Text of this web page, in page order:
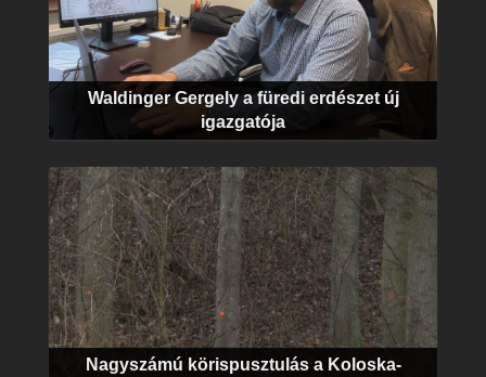
Waldinger Gergely a füredi erdészet új
igazgatója
Nagyszámú körispusztulás a Koloska-